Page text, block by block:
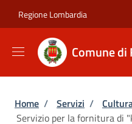
Regione Lombardia
Comune di
Briciole di
Home / Servizi /
Servizio per la fornitura di